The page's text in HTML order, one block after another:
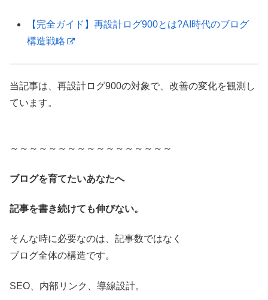
【完全ガイド】再設計ログ900とは?AI時代のブログ
構造戦略
当記事は、再設計ログ900の対象で、改善の変化を観測し
ています。
～～～～～～～～～～～～～～～～～
ブログを育てたいあなたへ
記事を書き続けても伸びない。
そんな時に必要なのは、記事数ではなく
ブログ全体の構造です。
SEO、内部リンク、導線設計。